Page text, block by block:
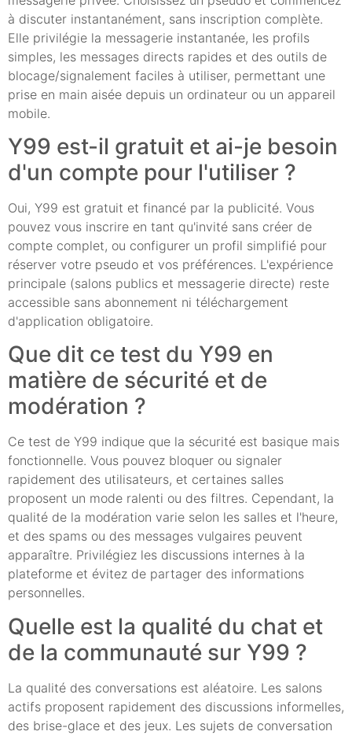
à discuter instantanément, sans inscription complète.
Elle privilégie la messagerie instantanée, les profils
simples, les messages directs rapides et des outils de
blocage/signalement faciles à utiliser, permettant une
prise en main aisée depuis un ordinateur ou un appareil
mobile.
Y99 est-il gratuit et ai-je besoin
d'un compte pour l'utiliser ?
Oui, Y99 est gratuit et financé par la publicité. Vous
pouvez vous inscrire en tant qu'invité sans créer de
compte complet, ou configurer un profil simplifié pour
réserver votre pseudo et vos préférences. L'expérience
principale (salons publics et messagerie directe) reste
accessible sans abonnement ni téléchargement
d'application obligatoire.
Que dit ce test du Y99 en
matière de sécurité et de
modération ?
Ce test de Y99 indique que la sécurité est basique mais
fonctionnelle. Vous pouvez bloquer ou signaler
rapidement des utilisateurs, et certaines salles
proposent un mode ralenti ou des filtres. Cependant, la
qualité de la modération varie selon les salles et l'heure,
et des spams ou des messages vulgaires peuvent
apparaître. Privilégiez les discussions internes à la
plateforme et évitez de partager des informations
personnelles.
Quelle est la qualité du chat et
de la communauté sur Y99 ?
La qualité des conversations est aléatoire. Les salons
actifs proposent rapidement des discussions informelles,
des brise-glace et des jeux. Les sujets de conversation